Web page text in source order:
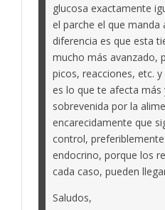
glucosa exactamente
el parche el que manda
diferencia es que esta
mucho más avanzado,
picos, reacciones, etc.
es lo que te afecta más
sobrevenida por la
encarecidamente que
control,
endocrino, porque los
cada caso, pueden
Saludos,